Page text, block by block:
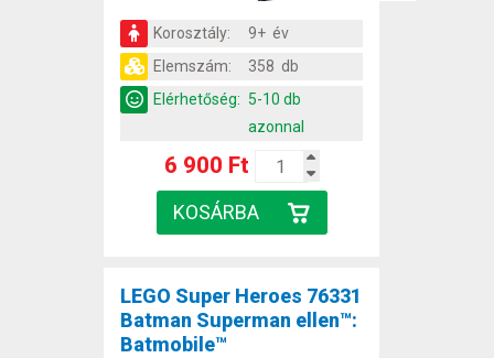
Korosztály:
9+ év
Elemszám:
358 db
Elérhetőség: 5-10 db
azonnal
6 900 Ft
LEGO Super Heroes 76331
Batman Superman ellen™:
Batmobile™